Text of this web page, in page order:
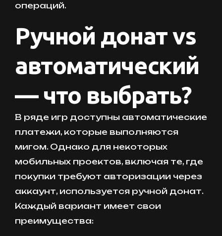
операций.
Ручной донат vs
автоматический
— что выбрать?
В ряде игр доступны автоматические
платежи, которые выполняются
мигом. Однако для некоторых
мобильных проектов, включая те, где
покупки требуют авторизации через
аккаунт, используется ручной донат.
Каждый вариант имеет свои
преимущества: